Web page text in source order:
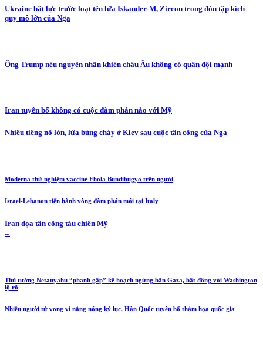
Ukraine bất lực trước loạt tên lửa Iskander-M, Zircon trong đòn tập kích
quy mô lớn của Nga
Ông Trump nêu nguyên nhân khiến châu Âu không có quân đội mạnh
Iran tuyên bố không có cuộc đàm phán nào với Mỹ
Nhiều tiếng nổ lớn, lửa bùng cháy ở Kiev sau cuộc tấn công của Nga
Moderna thử nghiệm vaccine Ebola Bundibugyo trên người
Israel-Lebanon tiến hành vòng đàm phán mới tại Italy
Iran dọa tấn công tàu chiến Mỹ
...
Thủ tướng Netanyahu “phanh gấp” kế hoạch ngừng bắn Gaza, bất đồng với Washington
lộ rõ
Nhiều người tử vong vì nắng nóng kỷ lục, Hàn Quốc tuyên bố thảm họa quốc gia